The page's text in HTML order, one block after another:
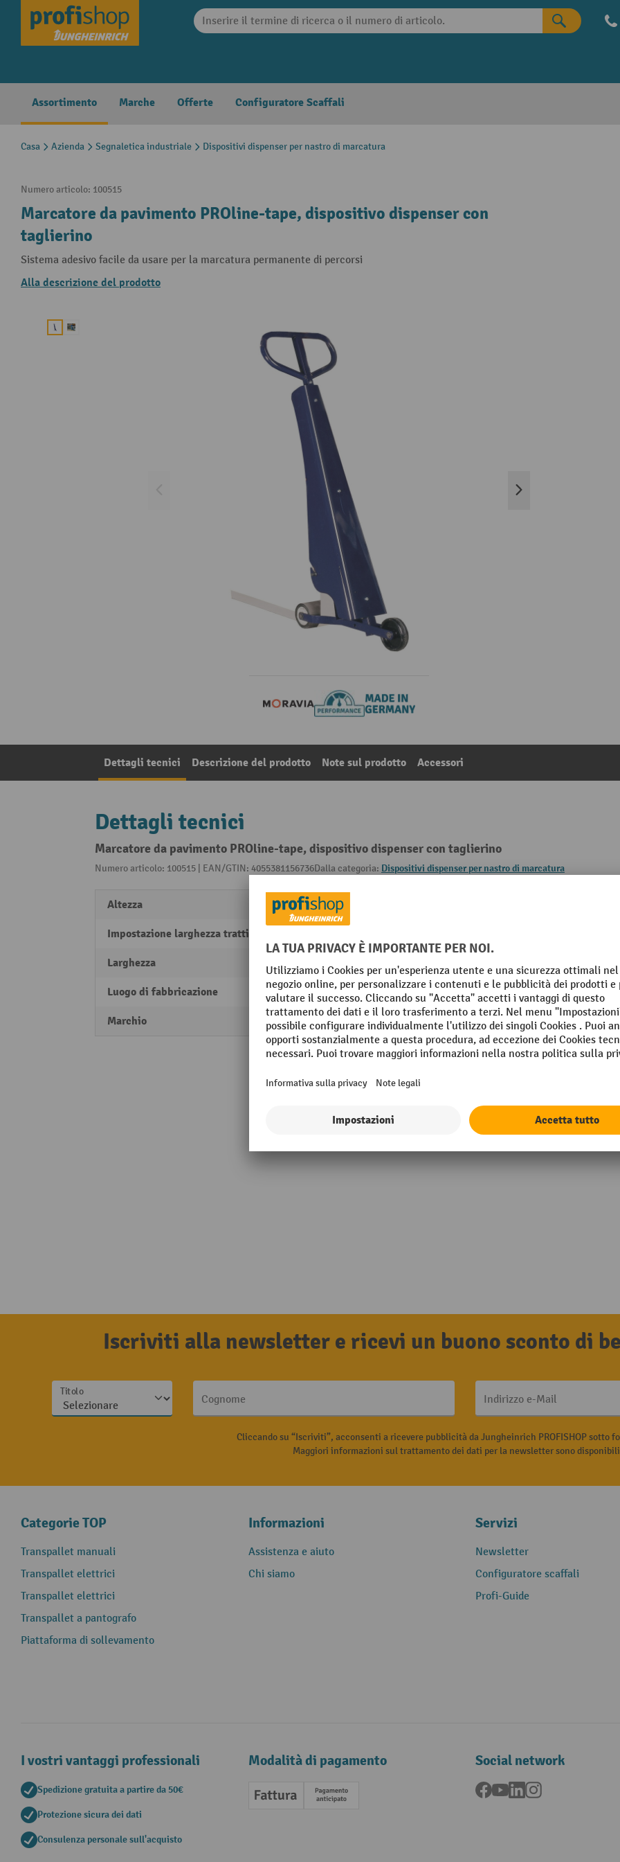
Skip to main navigation
Assortimento Marche Offerte Configuratore Scaffali
Casa Azienda Segnaletica industriale Dispositivi dispenser per nastro di marcatura
Numero articolo: 100515
Marcatore da pavimento PROline-tape, dispositivo dispenser con
taglierino
Sistema adesivo facile da usare per la marcatura permanente di percorsi
Alla descrizione del prodotto
Dettagli tecnici Descrizione del prodotto Note sul prodotto Accessori
Dettagli tecnici
Marcatore da pavimento PROline-tape, dispositivo dispenser con taglierino
Numero articolo: 100515 | EAN/GTIN: 4055381156736Dalla categoria: Dispositivi dispenser per nastro di marcatura
Altezza 800 mm
Impostazione larghezza trattini
Larghezza 300 mm
Luogo di fabbricazione Made in Germany
Marchio MORAVIA
Segmento
Tipo di marcatura
Iscriviti alla newsletter e ricevi un buono sconto di
Titolo
Cognome Indirizzo e-Mail
Cliccando su “Iscriviti”, acconsenti a ricevere pubblicità da Jungheinrich PROFISHOP sotto
Maggiori informazioni sul trattamento dei dati per la newsletter sono
Categorie TOP
Transpallet manuali
Transpallet elettrici
Transpallet elettrici
Transpallet a pantografo
Piattaforma di sollevamento
Informazioni
Assistenza e aiuto
Chi siamo
Servizi
Newsletter
Configuratore scaffali
Profi-Guide
I vostri vantaggi professionali
Spedizione gratuita a partire da 50€
Protezione sicura dei dati
Consulenza personale sull'acquisto
Modalità di pagamento
Fattura Pagamento anticipato
Social network
Facebook
YouTubeLinkedInInstagram